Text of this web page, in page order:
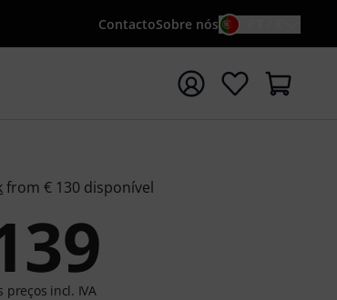
ContactoSobre nós
com o termo de pesquisa {searchTerm}
from € 130 disponível
preços incl. IVA